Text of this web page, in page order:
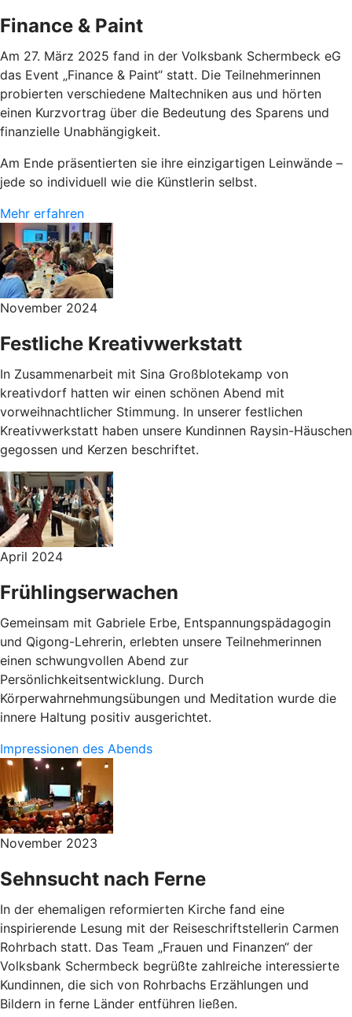
Finance & Paint
Am 27. März 2025 fand in der Volksbank Schermbeck eG
das Event „Finance & Paint“ statt. Die Teilnehmerinnen
probierten verschiedene Maltechniken aus und hörten
einen Kurzvortrag über die Bedeutung des Sparens und
finanzielle Unabhängigkeit.
Am Ende präsentierten sie ihre einzigartigen Leinwände –
jede so individuell wie die Künstlerin selbst.
Mehr erfahren
November 2024
Festliche Kreativwerkstatt
In Zusammenarbeit mit Sina Großblotekamp von
kreativdorf hatten wir einen schönen Abend mit
vorweihnachtlicher Stimmung. In unserer festlichen
Kreativwerkstatt haben unsere Kundinnen Raysin-Häuschen
gegossen und Kerzen beschriftet.
April 2024
Frühlingserwachen
Gemeinsam mit Gabriele Erbe, Entspannungspädagogin
und Qigong-Lehrerin, erlebten unsere Teilnehmerinnen
einen schwungvollen Abend zur
Persönlichkeitsentwicklung. Durch
Körperwahrnehmungsübungen und Meditation wurde die
innere Haltung positiv ausgerichtet.
Impressionen des Abends
November 2023
Sehnsucht nach Ferne
In der ehemaligen reformierten Kirche fand eine
inspirierende Lesung mit der Reiseschriftstellerin Carmen
Rohrbach statt. Das Team „Frauen und Finanzen“ der
Volksbank Schermbeck begrüßte zahlreiche interessierte
Kundinnen, die sich von Rohrbachs Erzählungen und
Bildern in ferne Länder entführen ließen.